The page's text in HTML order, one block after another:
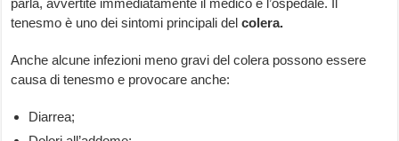
parla, avvertite immediatamente il medico e l’ospedale. Il
tenesmo è uno dei sintomi principali delcolera.
Anche alcune infezioni meno gravi del colera possono essere
causa di tenesmo e provocare anche:
Diarrea;